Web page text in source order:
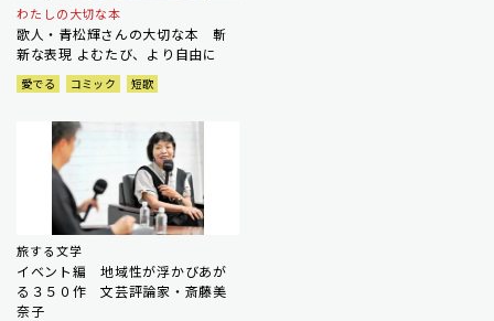
わたしの大切な本
歌人・青松輝さんの大切な本 斬
新な表現 よむたび、より自由に
愛でる コミック 短歌
旅する文学
イベント編 地域性が浮かびあが
る３５０作 文芸評論家・斎藤美
奈子